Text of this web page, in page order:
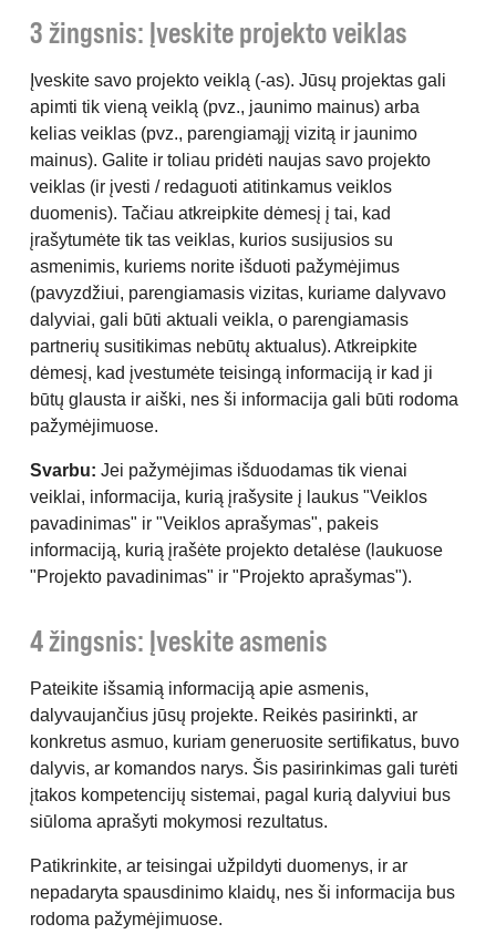
3 žingsnis: Įveskite projekto veiklas
Įveskite savo projekto veiklą (-as). Jūsų projektas gali
apimti tik vieną veiklą (pvz., jaunimo mainus) arba
kelias veiklas (pvz., parengiamąjį vizitą ir jaunimo
mainus). Galite ir toliau pridėti naujas savo projekto
veiklas (ir įvesti / redaguoti atitinkamus veiklos
duomenis). Tačiau atkreipkite dėmesį į tai, kad
įrašytumėte tik tas veiklas, kurios susijusios su
asmenimis, kuriems norite išduoti pažymėjimus
(pavyzdžiui, parengiamasis vizitas, kuriame dalyvavo
dalyviai, gali būti aktuali veikla, o parengiamasis
partnerių susitikimas nebūtų aktualus). Atkreipkite
dėmesį, kad įvestumėte teisingą informaciją ir kad ji
būtų glausta ir aiški, nes ši informacija gali būti rodoma
pažymėjimuose.
Svarbu: Jei pažymėjimas išduodamas tik vienai
veiklai, informacija, kurią įrašysite į laukus "Veiklos
pavadinimas" ir "Veiklos aprašymas", pakeis
informaciją, kurią įrašėte projekto detalėse (laukuose
"Projekto pavadinimas" ir "Projekto aprašymas").
4 žingsnis: Įveskite asmenis
Pateikite išsamią informaciją apie asmenis,
dalyvaujančius jūsų projekte. Reikės pasirinkti, ar
konkretus asmuo, kuriam generuosite sertifikatus, buvo
dalyvis, ar komandos narys. Šis pasirinkimas gali turėti
įtakos kompetencijų sistemai, pagal kurią dalyviui bus
siūloma aprašyti mokymosi rezultatus.
Patikrinkite, ar teisingai užpildyti duomenys, ir ar
nepadaryta spausdinimo klaidų, nes ši informacija bus
rodoma pažymėjimuose.